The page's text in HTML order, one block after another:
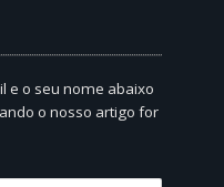
e o seu nome abaixo
o nosso artigo for